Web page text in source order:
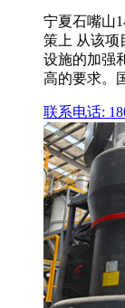
宁夏石嘴山
策上 从该项
设施的加强
高的要求。
联系电话: